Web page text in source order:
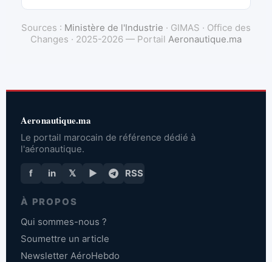
Sources : Ministère de l'Industrie · GIMAS · Office des
Changes · 2025-2026 — Portail Aeronautique.ma
Aeronautique.ma
Le portail marocain de référence dédié à
l'aéronautique.
f in 𝕏 ▶ RSS
À PROPOS
Qui sommes-nous ?
Soumettre un article
Newsletter AéroHebdo